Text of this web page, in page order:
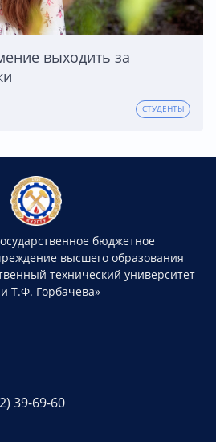
выходить за
СТУДЕНТЫ
бюджетное
высшего образования
технический университет
Т.Ф. Горбачева»
39-69-60